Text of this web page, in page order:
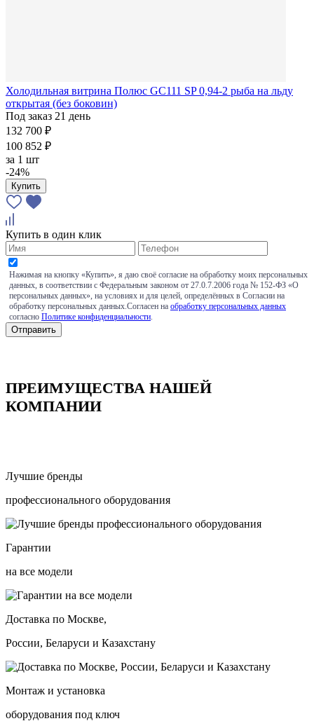
Холодильная витрина Полюс GC111 SP 0,94-2 рыба на льду
открытая (без боковин)
Под заказ 21 день
132 700 ₽
100 852 ₽
за 1 шт
-24%
Купить
Купить в один клик
Нажимая на кнопку «Купить», я даю своё согласие на обработку моих персональных
данных, в соответствии с Федеральным законом от 27.0.7.2006 года № 152-ФЗ «О
персональных данных», на условиях и для целей, определённых в Согласии на
обработку персональных данных.Согласен на обработку персональных данных
согласно Политике конфиденциальности
ПРЕИМУЩЕСТВА НАШЕЙ
КОМПАНИИ
Лучшие бренды
профессионального оборудования
Гарантии
на все модели
Доставка по Москве,
России, Беларуси и Казахстану
Монтаж и установка
оборудования под ключ